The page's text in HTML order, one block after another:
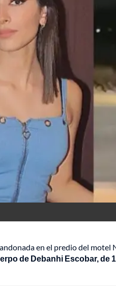
en el predio del
de Debanhi Escobar, de